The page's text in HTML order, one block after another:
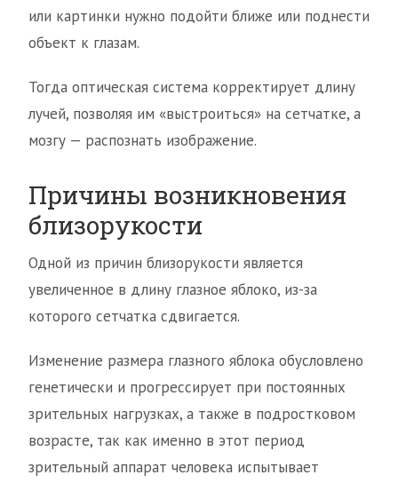
или картинки нужно подойти ближе или поднести
объект к глазам.
Тогда оптическая система корректирует длину
лучей, позволяя им «выстроиться» на сетчатке, а
мозгу — распознать изображение.
Причины возникновения
близорукости
Одной из причин близорукости является
увеличенное в длину глазное яблоко, из-за
которого сетчатка сдвигается.
Изменение размера глазного яблока обусловлено
генетически и прогрессирует при постоянных
зрительных нагрузках, а также в подростковом
возрасте, так как именно в этот период
зрительный аппарат человека испытывает